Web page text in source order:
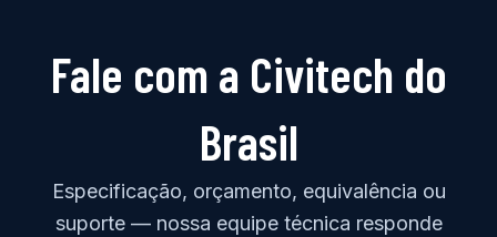
Fale com a Civitech do
Brasil
Especificação, orçamento, equivalência ou
suporte — nossa equipe técnica responde